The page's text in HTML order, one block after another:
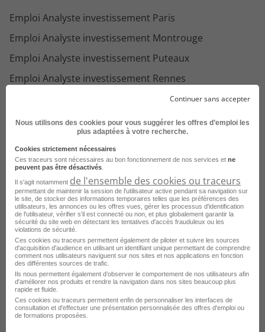
Emploi Analyste investissement Paris
Emploi Analyste investissement Montrouge
Emploi Analyste investissement Puteaux
Emploi Analyste investissement Rennes
Emploi Analyste investissement Bois-Colombes
Emploi Analyste investissement Chessy
Emploi Analyste investissement Clichy
Emploi Analyste investissement Grenoble
Emploi Analyste investissement Levallois-Perret
Voir toutes les offres Analyste investissement
par ville
Parcourez les offres d'emploi par
métier dans
Continuer sans accepter
Nous utilisons des cookies pour vous suggérer les offres d’emploi les
plus adaptées à votre recherche.
Cookies strictement nécessaires
Ces traceurs sont nécessaires au bon fonctionnement de nos services et ne
peuvent pas être désactivés
Il s'agit notamment de l'ensemble des cookies ou traceurs
permettant de maintenir la session de l'utilisateur active pendant sa navigation sur
le site, de stocker des informations temporaires telles que les préférences des
utilisateurs, les annonces ou les offres vues, gérer les processus d'identification
de l'utilisateur, vérifier s'il est connecté ou non, et plus globalement garantir la
sécurité du site web en détectant les tentatives d'accès frauduleux ou les
violations de sécurité.
Ces cookies ou traceurs permettent également de piloter et suivre les sources
d'acquisition d'audience en utilisant un identifiant unique permettant de comprendre
comment nos utilisateurs naviguent sur nos sites et nos applications en fonction
des différentes sources de trafic.
Ils nous permettent également d’observer le comportement de nos utilisateurs afin
d'améliorer nos produits et rendre la navigation dans nos sites beaucoup plus
rapide et fluide.
Ces cookies ou traceurs permettent enfin de personnaliser les interfaces de
consultation et d'effectuer une présentation personnalisée des offres d'emploi ou
de formations proposées.